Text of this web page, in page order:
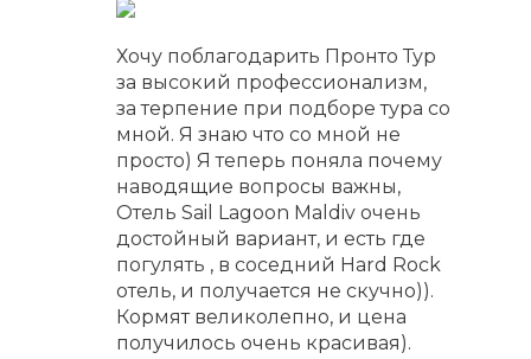
Хочу поблагодарить Пронто Тур
за высокий профессионализм,
за терпение при подборе тура со
мной. Я знаю что со мной не
просто) Я теперь поняла почему
наводящие вопросы важны,
Отель Sail Lagoon Maldiv очень
достойный вариант, и есть где
погулять , в соседний Hard Rock
отель, и получается не скучно)).
Кормят великолепно, и цена
получилось очень красивая).